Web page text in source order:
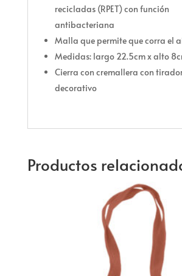
recicladas (RPET) con función
antibacteriana
Malla que permite que corra el
Medidas: largo 22.5cm x alto
Cierra con cremallera con
decorativo
Productos